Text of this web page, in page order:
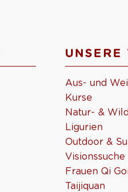
UNSERE
Aus- und
Kurse
Natur- &
Ligurien
Outdoor &
Visionssuche
Frauen Qi
Taijiquan